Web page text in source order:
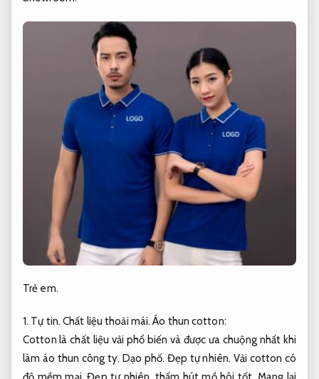
Trẻ em.
1. Tự tin. Chất liệu thoải mái. Áo thun cotton:
Cotton là chất liệu vải phổ biến và được ưa chuộng nhất khi
làm áo thun công ty. Dạo phố. Đẹp tự nhiên. Vải cotton có